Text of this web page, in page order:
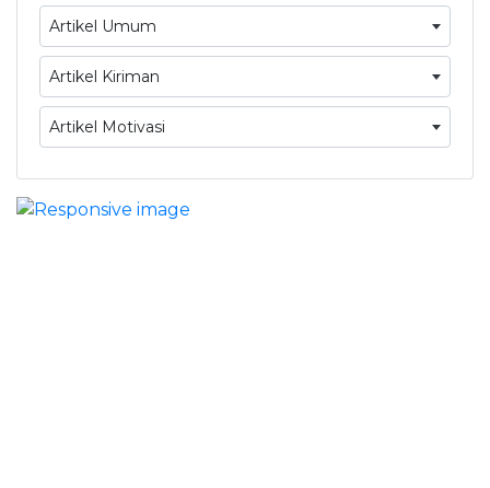
Artikel Umum
Artikel Kiriman
Artikel Motivasi